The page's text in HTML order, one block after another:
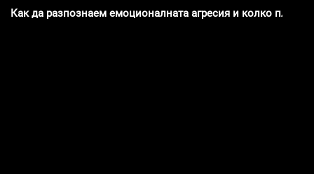
Как да разпознаем емоционалната агресия и колко